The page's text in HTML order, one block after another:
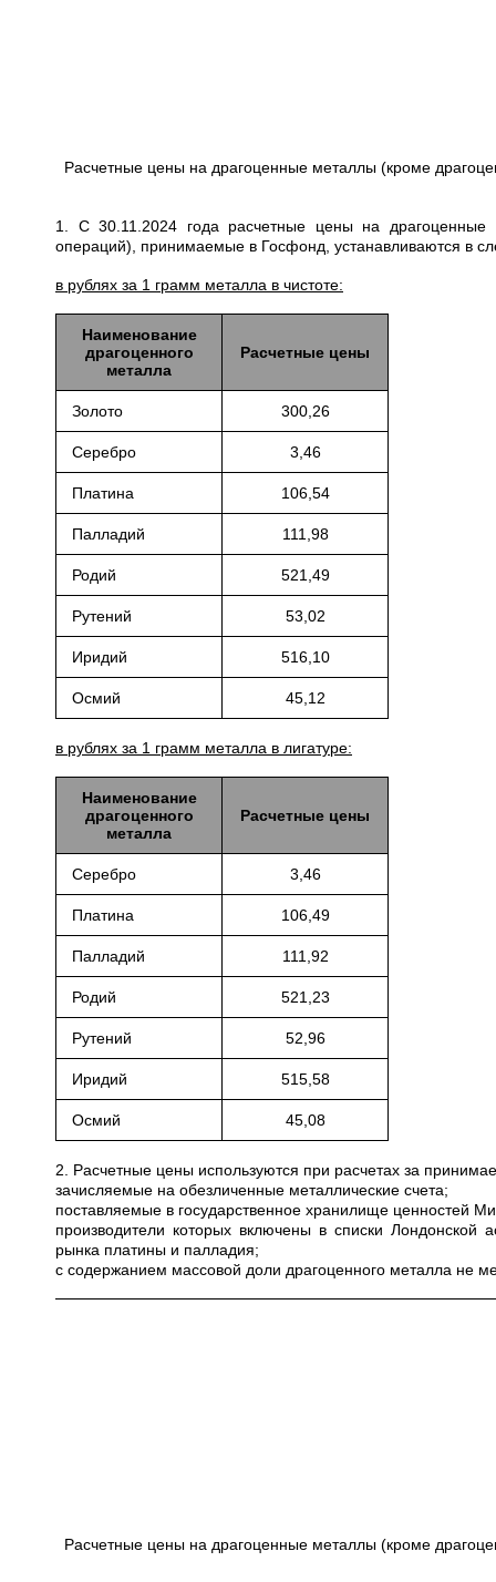
Расчетные цены на драгоценные металлы (кроме
1. С 30.11.2024 года расчетные цены на драгоценные
операций), принимаемые в Госфонд, устанавливаются в
в рублях за 1 грамм металла в чистоте:
Наименование
драгоценного
металла
Расчетные цены
Золото 300,26
Серебро 3,46
Платина 106,54
Палладий 111,98
Родий 521,49
Рутений 53,02
Иридий 516,10
Осмий 45,12
в рублях за 1 грамм металла в лигатуре:
Наименование
драгоценного
металла
Расчетные цены
Серебро 3,46
Платина 106,49
Палладий 111,92
Родий 521,23
Рутений 52,96
Иридий 515,58
Осмий 45,08
2. Расчетные цены используются при расчетах за
зачисляемые на обезличенные металлические счета;
поставляемые в государственное хранилище ценностей
производители которых включены в списки Лондонской
рынка платины и палладия;
с содержанием массовой доли драгоценного металла не
Расчетные цены на драгоценные металлы (кроме